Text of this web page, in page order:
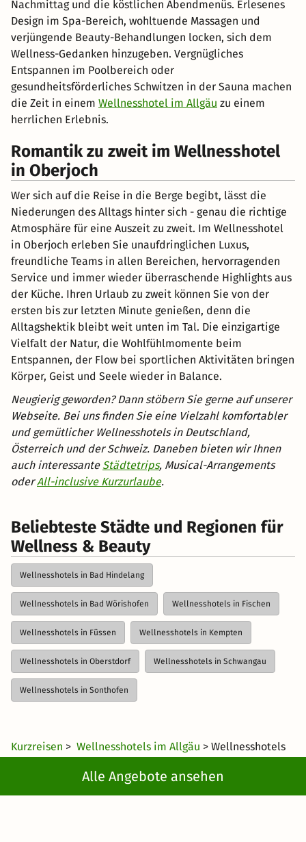
Alle Angebote ansehen
Nachmittag und die köstlichen Abendmenüs. Erlesenes
Design im Spa-Bereich, wohltuende Massagen und
verjüngende Beauty-Behandlungen locken, sich dem
Wellness-Gedanken hinzugeben. Vergnügliches
Entspannen im Poolbereich oder
gesundheitsförderliches Schwitzen in der Sauna machen
die Zeit in einem Wellnesshotel im Allgäu zu einem
herrlichen Erlebnis.
Romantik zu zweit im Wellnesshotel
in Oberjoch
Wer sich auf die Reise in die Berge begibt, lässt die
Niederungen des Alltags hinter sich - genau die richtige
Atmosphäre für eine Auszeit zu zweit. Im Wellnesshotel
in Oberjoch erleben Sie unaufdringlichen Luxus,
freundliche Teams in allen Bereichen, hervorragenden
Service und immer wieder überraschende Highlights aus
der Küche. Ihren Urlaub zu zweit können Sie von der
ersten bis zur letzten Minute genießen, denn die
Alltagshektik bleibt weit unten im Tal. Die einzigartige
Vielfalt der Natur, die Wohlfühlmomente beim
Entspannen, der Flow bei sportlichen Aktivitäten bringen
Körper, Geist und Seele wieder in Balance.
Neugierig geworden? Dann stöbern Sie gerne auf unserer
Webseite. Bei uns finden Sie eine Vielzahl komfortabler
und gemütlicher Wellnesshotels in Deutschland,
Österreich und der Schweiz. Daneben bieten wir Ihnen
auch interessante Städtetrips, Musical-Arrangements
oderAll-inclusive Kurzurlaube.
Beliebteste Städte und Regionen für
Wellness & Beauty
Wellnesshotels in Bad Hindelang
Wellnesshotels in Bad Wörishofen Wellnesshotels in Fischen
Wellnesshotels in Füssen Wellnesshotels in Kempten
Wellnesshotels in Oberstdorf Wellnesshotels in Schwangau
Wellnesshotels in Sonthofen
Kurzreisen > Wellnesshotels im Allgäu > Wellnesshotels